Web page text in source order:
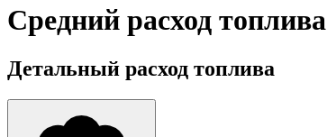
Средний расход топлива
Детальный расход топлива